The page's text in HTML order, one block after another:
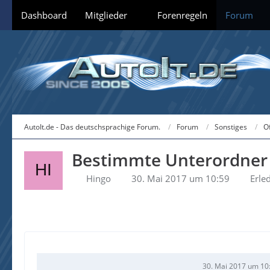
Dashboard Mitglieder Forenregeln Forum
AutoIt.de - Das deutschsprachige Forum. Forum Sonstiges
Bestimmte
Hingo 30. Mai 2017 um 10:59
30. Mai 2017 um